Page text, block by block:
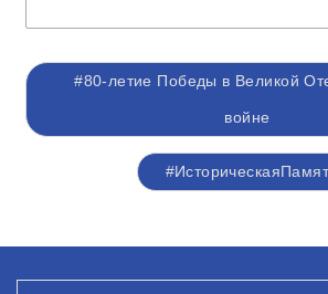
#80-летие Победы в Великой
войне